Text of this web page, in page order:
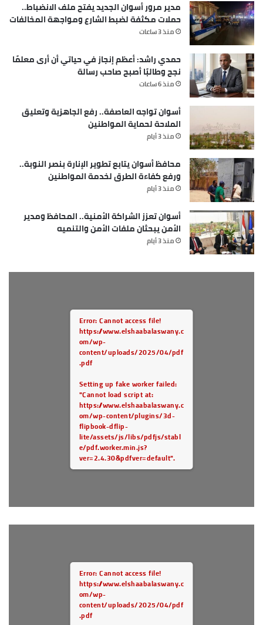
مدير مرور أسوان الجديد يفتح ملف الانضباط..
حملات مكثفة لضبط الشارع ومواجهة المخالفات
منذ 3 ساعات
حمدي راشد: أعظم إنجاز في حياتي أن أرى معلمًا
نجح وطالبًا أصبح صاحب رسالة
منذ 6 ساعات
أسوان تواجه العاصفة.. رفع الجاهزية وتعليق
الملاحة لحماية المواطنين
منذ 3 أيام
محافظ أسوان يتابع تطوير الإنارة بنصر النوبة..
ورفع كفاءة الطرق لخدمة المواطنين
منذ 3 أيام
أسوان تعزز الشراكة الأمنية.. المحافظ ومدير
الأمن يبحثان ملفات الأمن والتنميه
منذ 3 أيام
Error: Cannot access file!
https://www.elshaabalaswany.c
om/wp-
content/uploads/2025/04/pdf
.pdf
Setting up fake worker failed:
"Cannot load script at:
https://www.elshaabalaswany.c
om/wp-content/plugins/3d-
flipbook-dflip-
lite/assets/js/libs/pdfjs/stabl
e/pdf.worker.min.js?
ver=2.4.30&pdfver=default".
Error: Cannot access file!
https://www.elshaabalaswany.c
om/wp-
content/uploads/2025/04/pdf
.pdf